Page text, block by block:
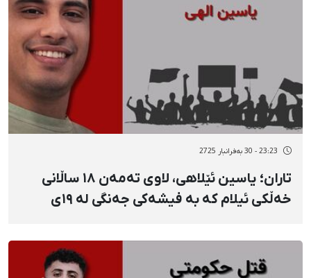
23:23 - 30 بەفرانبار 2725
تاران؛ یاسین ئێلاهی، لاوی تەمەن ١٨ ساڵانی
خەڵكی ئیلام کە بە فیشەکی جەنگی لە ١٩ی